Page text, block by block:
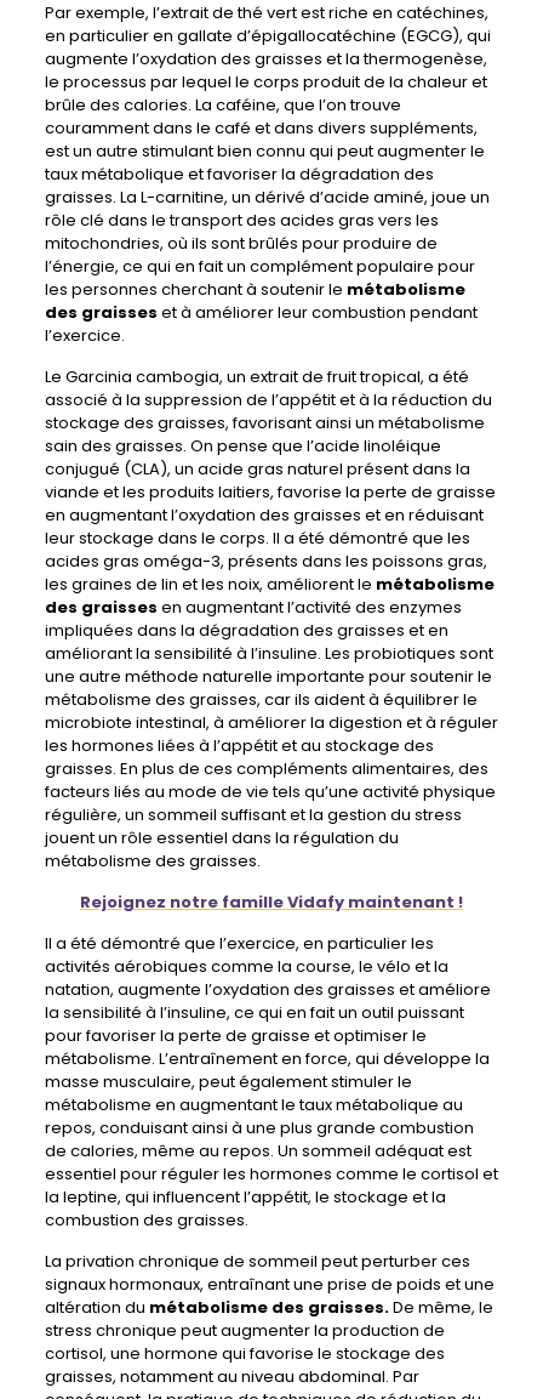
Par exemple, l’extrait de thé vert est riche en catéchines,
en particulier en gallate d’épigallocatéchine (EGCG), qui
augmente l’oxydation des graisses et la thermogenèse,
le processus par lequel le corps produit de la chaleur et
brûle des calories. La caféine, que l’on trouve
couramment dans le café et dans divers suppléments,
est un autre stimulant bien connu qui peut augmenter le
taux métabolique et favoriser la dégradation des
graisses. La L-carnitine, un dérivé d’acide aminé, joue un
rôle clé dans le transport des acides gras vers les
mitochondries, où ils sont brûlés pour produire de
l’énergie, ce qui en fait un complément populaire pour
les personnes cherchant à soutenir le métabolisme
des graisses et à améliorer leur combustion pendant
l’exercice.
Le Garcinia cambogia, un extrait de fruit tropical, a été
associé à la suppression de l’appétit et à la réduction du
stockage des graisses, favorisant ainsi un métabolisme
sain des graisses. On pense que l’acide linoléique
conjugué (CLA), un acide gras naturel présent dans la
viande et les produits laitiers, favorise la perte de graisse
en augmentant l’oxydation des graisses et en réduisant
leur stockage dans le corps. Il a été démontré que les
acides gras oméga-3, présents dans les poissons gras,
les graines de lin et les noix, améliorent le métabolisme
des graisses en augmentant l’activité des enzymes
impliquées dans la dégradation des graisses et en
améliorant la sensibilité à l’insuline. Les probiotiques sont
une autre méthode naturelle importante pour soutenir le
métabolisme des graisses, car ils aident à équilibrer le
microbiote intestinal, à améliorer la digestion et à réguler
les hormones liées à l’appétit et au stockage des
graisses. En plus de ces compléments alimentaires, des
facteurs liés au mode de vie tels qu’une activité physique
régulière, un sommeil suffisant et la gestion du stress
jouent un rôle essentiel dans la régulation du
métabolisme des graisses.
Rejoignez notre famille Vidafy maintenant !
Il a été démontré que l’exercice, en particulier les
activités aérobiques comme la course, le vélo et la
natation, augmente l’oxydation des graisses et améliore
la sensibilité à l’insuline, ce qui en fait un outil puissant
pour favoriser la perte de graisse et optimiser le
métabolisme. L’entraînement en force, qui développe la
masse musculaire, peut également stimuler le
métabolisme en augmentant le taux métabolique au
repos, conduisant ainsi à une plus grande combustion
de calories, même au repos. Un sommeil adéquat est
essentiel pour réguler les hormones comme le cortisol et
la leptine, qui influencent l’appétit, le stockage et la
combustion des graisses.
La privation chronique de sommeil peut perturber ces
signaux hormonaux, entraînant une prise de poids et une
altération du métabolisme des graisses.De même, le
stress chronique peut augmenter la production de
cortisol, une hormone qui favorise le stockage des
graisses, notamment au niveau abdominal. Par